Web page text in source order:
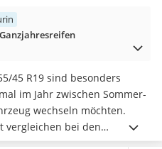
45 R19 sind besonders
im Jahr zwischen Sommer-
wechseln möchten.
vergleichen bei den
Merkmale wie die